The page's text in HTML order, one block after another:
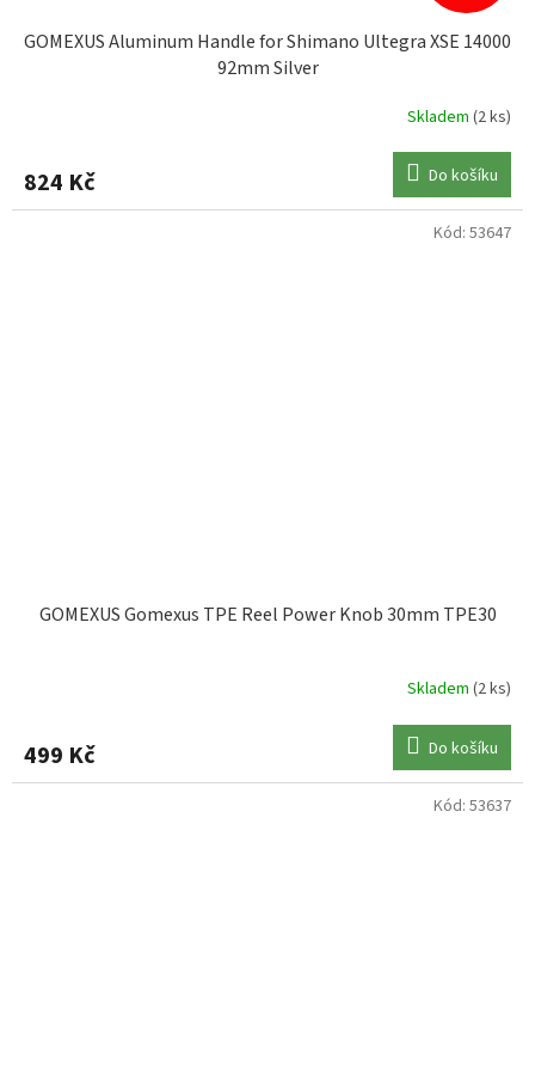
GOMEXUS Aluminum Handle for Shimano Ultegra XSE 14000
92mm Silver
Skladem (2 ks)
824 Kč Do košíku
GOMEXUS Gomexus TPE Reel Power Knob 30mm TPE30
Skladem (2 ks)
499 Kč Do košíku
Kód: 53647
Kód: 53637